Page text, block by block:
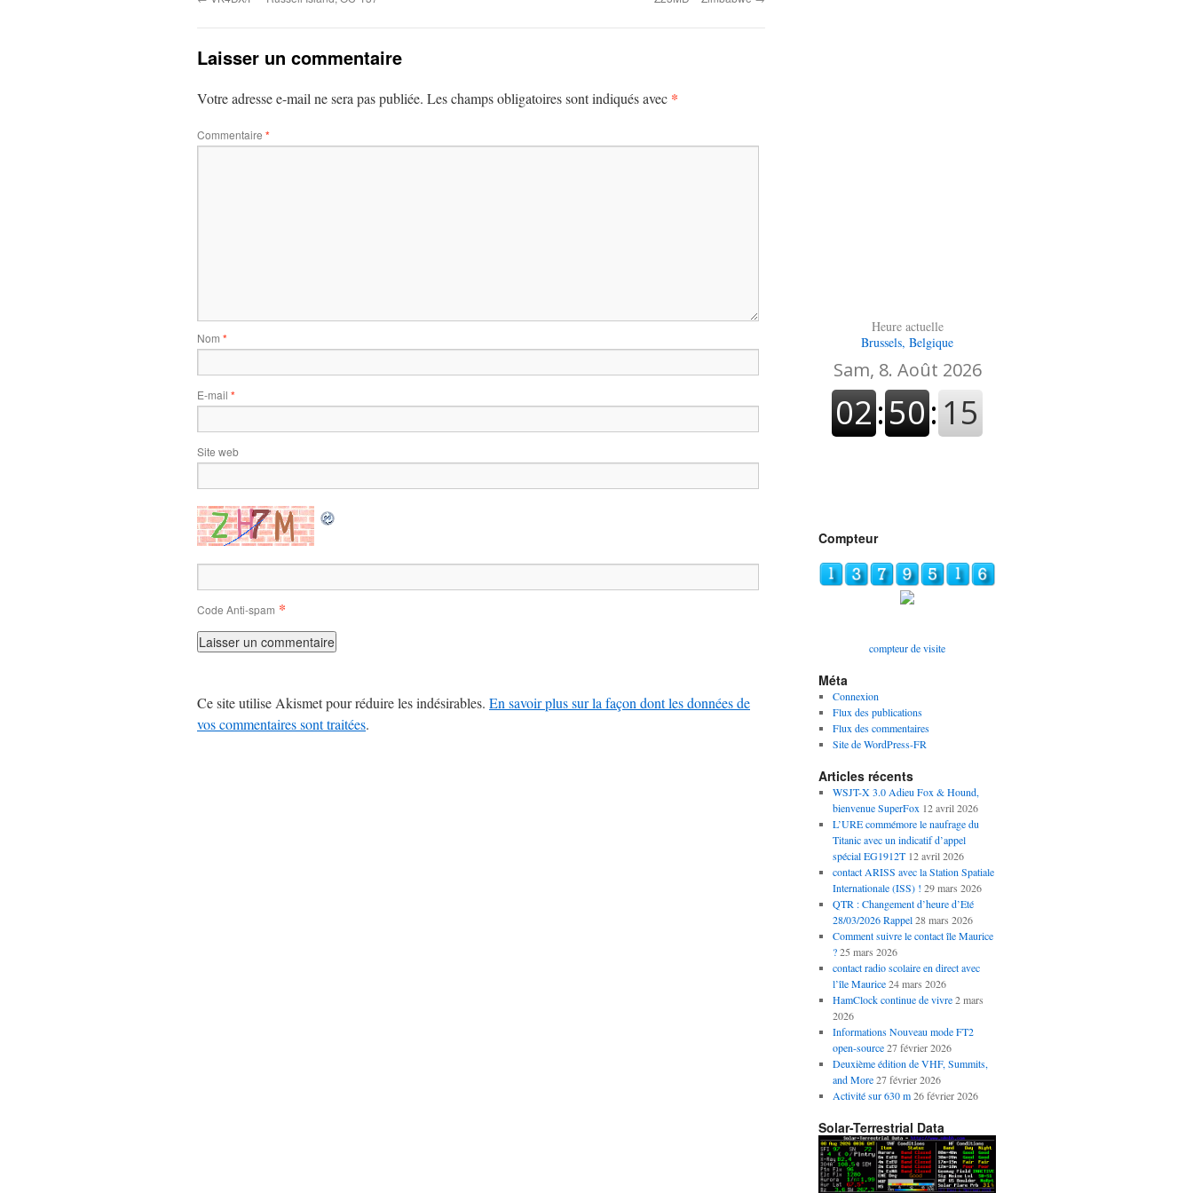
Laisser un commentaire
Votre adresse e-mail ne sera pas publiée. Les champs obligatoires sont indiqués avec *
Commentaire *
Nom *
E-mail *
Site web
Code Anti-spam *
Ce site utilise Akismet pour réduire les indésirables. En savoir plus sur la façon dont les données de
vos commentaires sont traitées.
Heure actuelle
Brussels, Belgique
Compteur
compteur de visite
Méta
Connexion
Flux des publications
Flux des commentaires
Site de WordPress-FR
Articles récents
WSJT-X 3.0 Adieu Fox & Hound,
bienvenue SuperFox 12 avril 2026
L’URE commémore le naufrage du
Titanic avec un indicatif d’appel
spécial EG1912T 12 avril 2026
contact ARISS avec la Station Spatiale
Internationale (ISS) ! 29 mars 2026
QTR : Changement d’heure d’Eté
28/03/2026 Rappel 28 mars 2026
Comment suivre le contact île Maurice
? 25 mars 2026
contact radio scolaire en direct avec
l’île Maurice 24 mars 2026
HamClock continue de vivre 2 mars
2026
Informations Nouveau mode FT2
open-source 27 février 2026
Deuxième édition de VHF, Summits,
and More 27 février 2026
Activité sur 630 m 26 février 2026
Solar-Terrestrial Data